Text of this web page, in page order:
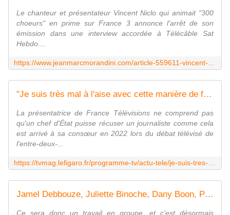
Le chanteur et présentateur Vincent Niclo qui animait "300
choeurs" en prime sur France 3 annonce l'arrêt de son
émission dans une interview accordée à Télécâble Sat
Hebdo....
"Je suis très mal à l'aise avec cette manière de faire" : Caroline Roux en désaccord avec Emmanuel Macron au sujet d'Anne-Sophie Lapix
La présentatrice de France Télévisions ne comprend pas
qu'un chef d'État puisse récuser un journaliste comme cela
est arrivé à sa consœur en 2022 lors du débat télévisé de
l'entre-deux-...
Jamel Debbouze, Juliette Binoche, Dany Boon, Paul Mirabel... César 2024 : Qui seront les maîtres de cérémonie ?
Ce sera donc un travail en groupe, et c'est désormais